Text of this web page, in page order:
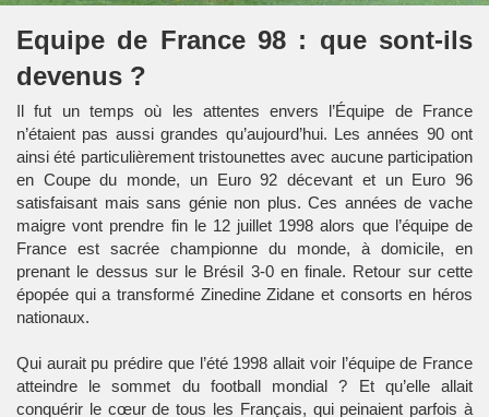
Equipe de France 98 : que sont-ils
devenus ?
Il fut un temps où les attentes envers l’Équipe de France
n’étaient pas aussi grandes qu’aujourd’hui. Les années 90 ont
ainsi été particulièrement tristounettes avec aucune participation
en Coupe du monde, un Euro 92 décevant et un Euro 96
satisfaisant mais sans génie non plus. Ces années de vache
maigre vont prendre fin le 12 juillet 1998 alors que l’équipe de
France est sacrée championne du monde, à domicile, en
prenant le dessus sur le Brésil 3-0 en finale. Retour sur cette
épopée qui a transformé Zinedine Zidane et consorts en héros
nationaux.
Qui aurait pu prédire que l’été 1998 allait voir l’équipe de France
atteindre le sommet du football mondial ? Et qu’elle allait
conquérir le cœur de tous les Français, qui peinaient parfois à